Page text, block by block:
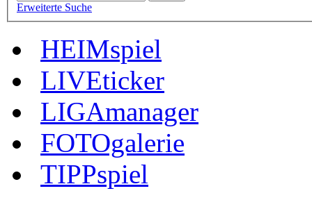
Erweiterte Suche
HEIMspiel
LIVEticker
LIGAmanager
FOTOgalerie
TIPPspiel